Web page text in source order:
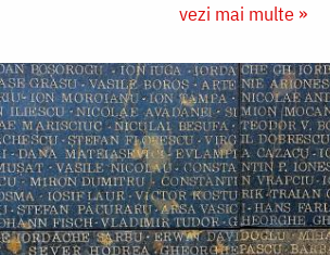
vezi mai multe »